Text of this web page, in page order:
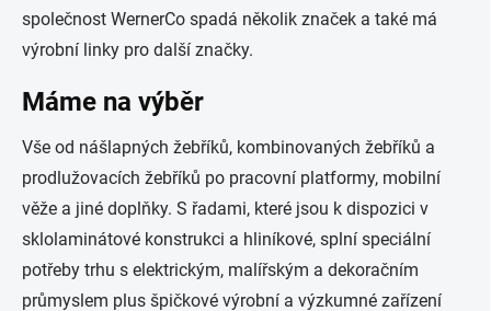
společnost WernerCo spadá několik značek a také má
výrobní linky pro další značky.
Máme na výběr
Vše od nášlapných žebříků, kombinovaných žebříků a
prodlužovacích žebříků po pracovní platformy, mobilní
věže a jiné doplňky. S řadami, které jsou k dispozici v
sklolaminátové konstrukci a hliníkové, splní speciální
potřeby trhu s elektrickým, malířským a dekoračním
průmyslem plus špičkové výrobní a výzkumné zařízení